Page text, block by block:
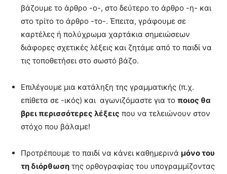
βάζουμε το άρθρο -ο-, στο δεύτερο το άρθρο -η- και
στο τρίτο το άρθρο -το-. Έπειτα, γράφουμε σε
καρτέλες ή πολύχρωμα χαρτάκια σημειώσεων
διάφορες σχετικές λέξεις και ζητάμε από το παιδί να
τις τοποθετήσει στο σωστό βάζο.
Επιλέγουμε μια κατάληξη της γραμματικής (π.χ.
επίθετα σε -ικός) και αγωνιζόμαστε για το ποιος θα
βρει περισσότερες λέξεις που να τελειώνουν στον
στόχο που βάλαμε!
Προτρέπουμε το παιδί να κάνει καθημερινά μόνο του
τη διόρθωση της ορθογραφίας του υπογραμμίζοντας